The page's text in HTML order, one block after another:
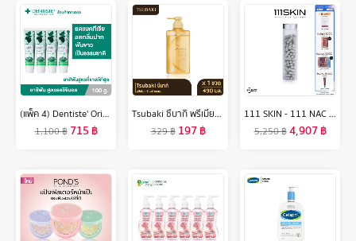
(แพ็ค 4) Dentiste' Original Toothpaste 100 g. ยาสีฟันเดนทิสเต้ ช่วยลดแบคทีเรีย ยับยั้งการสะสมของแบคทีเรียนานถึง 8 ชั่วโมง ลดกลิ่นปาก ลมหายใจหอมสดชื่น
1,100฿ 715 ฿
Tsubaki ซึบากิ พรีเมียม รีแพร์ แชมพู (ขวดทอง) 490 มล.
329฿ 197฿
111 SKIN - 111 NAC Y2 DIETARY SUPPLEMENT PRODUCT 90 CAPSULES 111 สกิน 111 แน็ค วาย2 ไดเอทแทรี่ ซัพพรีเมน 90 แคปซูล
5,250฿4,907฿